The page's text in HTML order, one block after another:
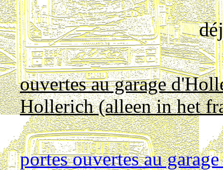
déjà
ouvertes au garage
Hollerich (alleen in het
portes ouvertes au